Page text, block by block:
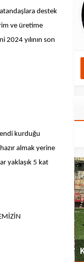
destek
ve üretime
2024 yılının son
kurduğu
almak yerine
yaklaşık 5 kat